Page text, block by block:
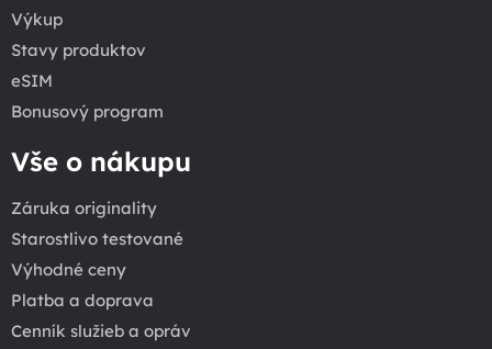
Výkup
Stavy produktov
eSIM
Bonusový program
Vše o nákupu
Záruka originality
Starostlivo testované
Výhodné ceny
Platba a doprava
Cenník služieb a opráv